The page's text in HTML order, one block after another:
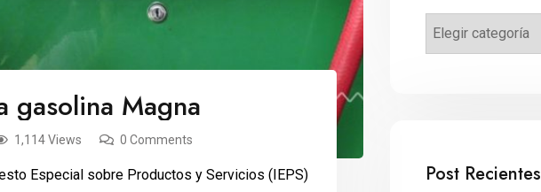
gasolina Magna
1,114 Views 0 Comments
Especial sobre Productos y Servicios (IEPS)
Post Recientes